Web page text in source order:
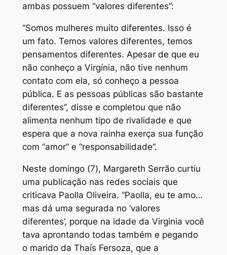
ambas possuem “valores diferentes”:
“Somos mulheres muito diferentes. Isso é
um fato. Temos valores diferentes, temos
pensamentos diferentes. Apesar de que eu
não conheço a Virgínia, não tive nenhum
contato com ela, só conheço a pessoa
pública. E as pessoas públicas são bastante
diferentes”, disse e completou que não
alimenta nenhum tipo de rivalidade e que
espera que a nova rainha exerça sua função
com “amor” e “responsabilidade”.
Neste domingo (7), Margareth Serrão curtiu
uma publicação nas redes sociais que
criticava Paolla Oliveira. “Paolla, eu te amo…
mas dá uma segurada no ‘valores
diferentes’, porque na idade da Virginia você
tava aprontando todas também e pegando
o marido da Thaís Fersoza, que a